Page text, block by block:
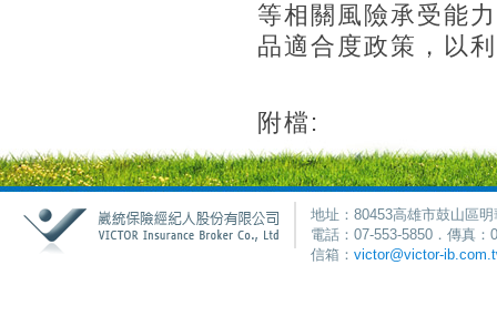
等相關風險承受能
品適合度政策，以
附檔:
地址：80453高雄市鼓山區
電話：07-553-5850．傳真
信箱： victor@victor-